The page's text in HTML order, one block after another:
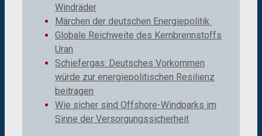
Windräder
Märchen der deutschen Energiepolitik
Globale Reichweite des Kernbrennstoffs
Uran
Schiefergas: Deutsches Vorkommen
würde zur energiepolitischen Resilienz
beitragen
Wie sicher sind Offshore-Windparks im
Sinne der Versorgungssicherheit